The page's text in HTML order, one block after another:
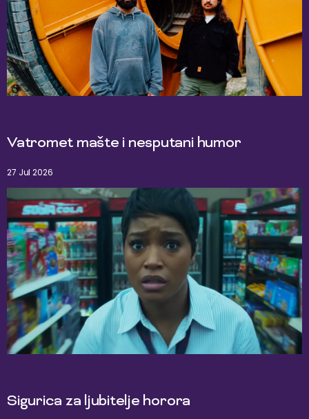
Vatromet mašte i nesputani humor
27 Jul 2026
Sigurica za ljubitelje horora